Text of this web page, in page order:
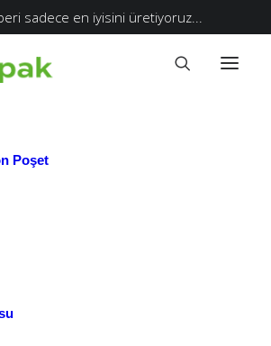
sadece en iyisini üretiyoruz...
Poşet